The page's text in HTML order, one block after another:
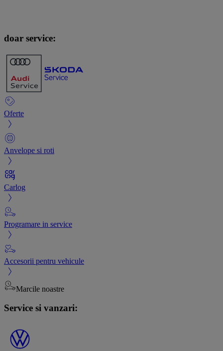
doar service:
Oferte
Anvelope si roti
Carlog
Programare in service
Accesorii pentru vehicule
Marcile noastre
Service si vanzari: